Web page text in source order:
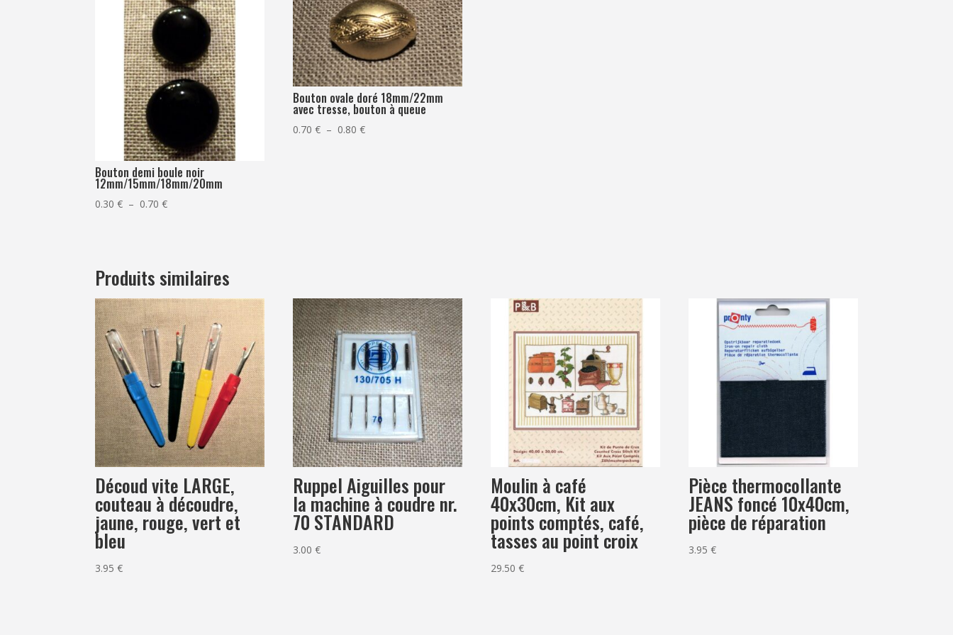
Bouton demi boule noir
12mm/15mm/18mm/20mm
0.30€ – 0.70€Plage
à
0.70 €
Bouton ovale doré 18mm/22mm
avec tresse, bouton à queue
0.70€ – 0.80€Plage
Produits similaires
Découd vite LARGE,
couteau à découdre,
jaune, rouge, vert et
bleu
3.95€
Ruppel Aiguilles pour
la machine à coudre nr.
70 STANDARD
3.00€
Moulin à café
40x30cm, Kit aux
points comptés, café,
tasses au point croix
29.50€
Pièce thermocollante
JEANS foncé 10x40cm,
pièce de réparation
3.95€